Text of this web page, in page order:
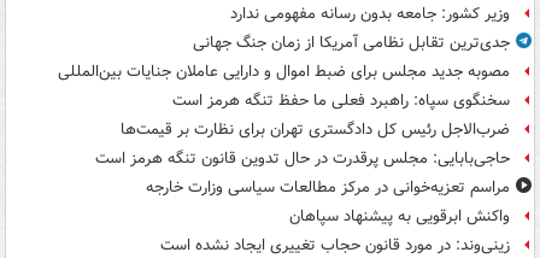
وزیر کشور: جامعه بدون رسانه مفهومی ندارد
جدی‌ترین تقابل نظامی آمریکا از زمان جنگ جهانی
مصوبه جدید مجلس برای ضبط اموال و دارایی عاملان جنایات بین‌المللی
سخنگوی سپاه: راهبرد فعلی ما حفظ تنگه هرمز است
ضرب‌الاجل رئیس کل دادگستری تهران برای نظارت بر قیمت‌ها
حاجی‌بابایی: مجلس پرقدرت در حال تدوین قانون تنگه هرمز است
مراسم تعزیه‌خوانی در مرکز مطالعات سیاسی وزارت خارجه
واکنش ابرقویی به پیشنهاد سپاهان
زینی‌وند: در مورد قانون حجاب تغییری ایجاد نشده است